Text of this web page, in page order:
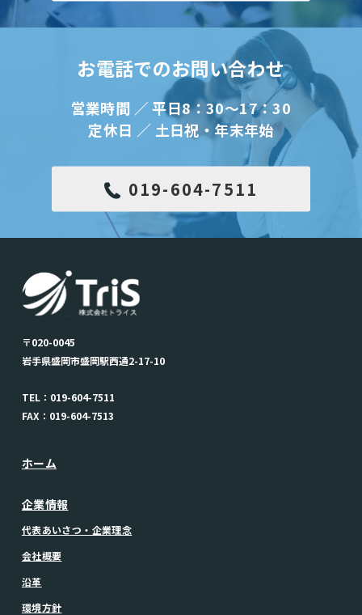
お電話でのお問い合わせ
営業時間 ／ 平日8：30～17：30
定休日 ／ 土日祝・年末年始
019-604-7511
〒020-0045
岩手県盛岡市盛岡駅西通2-17-10
TEL：019-604-7511
FAX：019-604-7513
ホーム
企業情報
代表あいさつ・企業理念
会社概要
沿革
環境方針